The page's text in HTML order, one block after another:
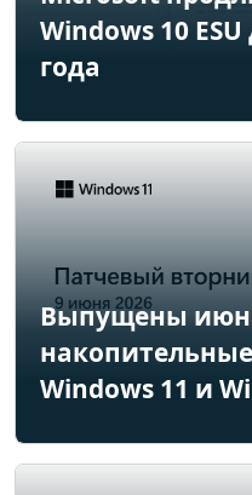
Windows 10
года
Выпущены
Windows 11 и